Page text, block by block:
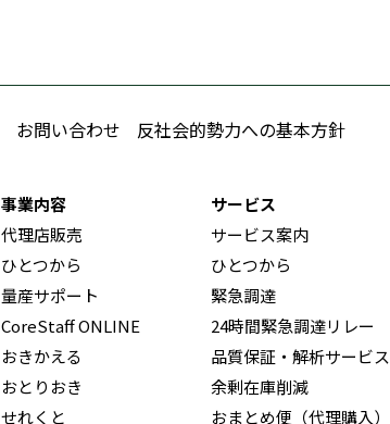
お問い合わせ 反社会的勢力への基本方針
事業内容
代理店販売
ひとつから
量産サポート
CoreStaff ONLINE
おきかえる
おとりおき
せれくと
サービス
サービス案内
ひとつから
緊急調達
24時間緊急調達リレー
品質保証・解析サービス
余剰在庫削減
おまとめ便（代理購入）